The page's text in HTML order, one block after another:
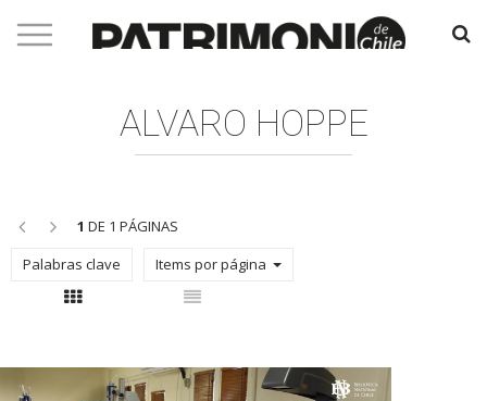
ALVARO HOPPE
<< >> 1 DE 1 PÁGINAS
Palabras clave
Items por página
Con thumbnail Sin thumbnail